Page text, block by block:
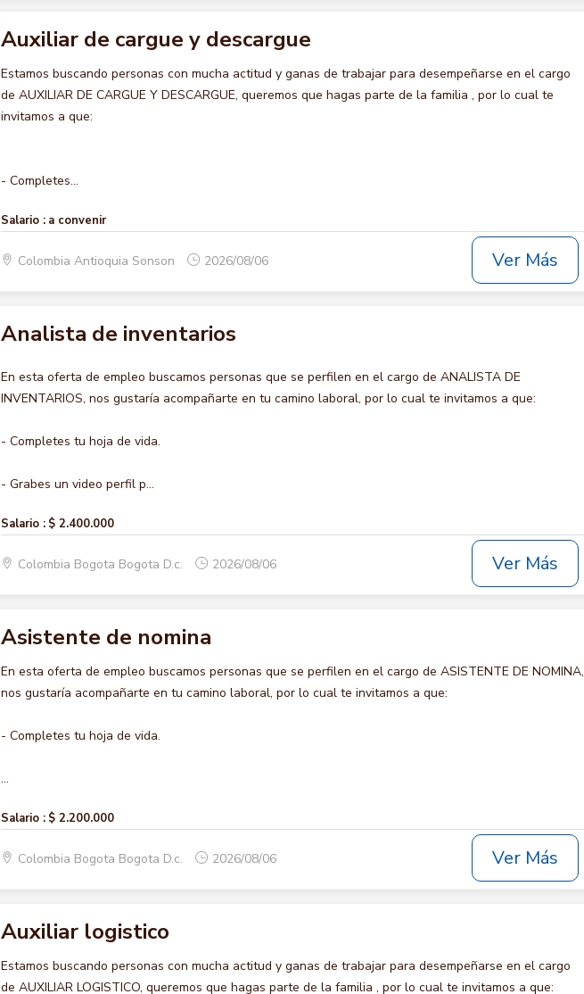
Auxiliar de cargue y descargue
Estamos buscando personas con mucha actitud y ganas de trabajar para desempeñarse en el cargo
de AUXILIAR DE CARGUE Y DESCARGUE, queremos que hagas parte de la familia , por lo cual te
invitamos a que:
- Completes...
Salario : a convenir
Colombia Antioquia Sonson 2026/08/06 Ver Más
Analista de inventarios
En esta oferta de empleo buscamos personas que se perfilen en el cargo de ANALISTA DE
INVENTARIOS, nos gustaría acompañarte en tu camino laboral, por lo cual te invitamos a que:
- Completes tu hoja de vida.
- Grabes un video perfil p...
Salario : $ 2.400.000
Colombia Bogota Bogota D.c. 2026/08/06 Ver Más
Asistente de nomina
En esta oferta de empleo buscamos personas que se perfilen en el cargo de ASISTENTE DE NOMINA,
nos gustaría acompañarte en tu camino laboral, por lo cual te invitamos a que:
- Completes tu hoja de vida.
...
Salario : $ 2.200.000
Colombia Bogota Bogota D.c. 2026/08/06 Ver Más
Auxiliar logistico
Estamos buscando personas con mucha actitud y ganas de trabajar para desempeñarse en el cargo
de AUXILIAR LOGISTICO, queremos que hagas parte de la familia , por lo cual te invitamos a que: